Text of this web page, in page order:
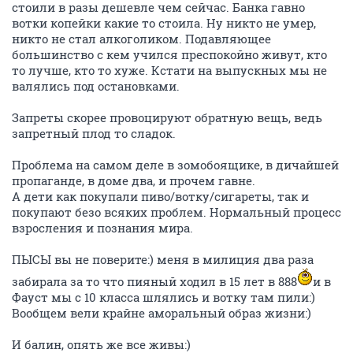
стоили в разы дешевле чем сейчас. Банка гавно
вотки копейки какие то стоила. Ну никто не умер,
никто не стал алкоголиком. Подавляющее
большинство с кем учился преспокойно живут, кто
то лучше, кто то хуже. Кстати на выпускных мы не
валялись под остановками.
Запреты скорее провоцируют обратную вещь, ведь
запретный плод то сладок.
Проблема на самом деле в зомобоящике, в дичайшей
пропаганде, в доме два, и прочем гавне.
А дети как покупали пиво/вотку/сигареты, так и
покупают безо всяких проблем. Нормальный процесс
взросления и познания мира.
ПЫСЫ вы не поверите:) меня в милиция два раза
забирала за то что пияный ходил в 15 лет в 888
и в
Фауст мы с 10 класса шлялись и вотку там пили:)
Вообщем вели крайне аморальный образ жизни:)
И балин, опять же все живы:)